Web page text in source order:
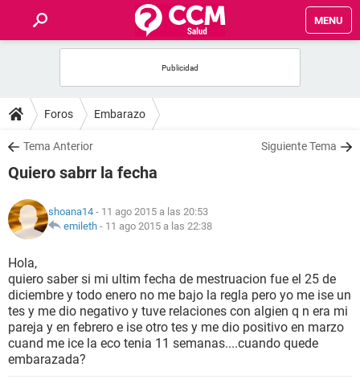
MENU
FOROS
SALUD
FAMILIA
NUTRICIÓN
BIENESTAR
SEXUALIDAD
GLOSARIO
Foros Embarazo
Tema Anterior Siguiente Tema
Quiero sabrr la fecha
shoana14 - 11 ago 2015 a las 20:53
emileth - 11 ago 2015 a las 22:38
Hola,
quiero saber si mi ultim fecha de mestruacion fue el 25 de
diciembre y todo enero no me bajo la regla pero yo me ise un
tes y me dio negativo y tuve relaciones con algien q n era mi
pareja y en febrero e ise otro tes y me dio positivo en marzo
cuand me ice la eco tenia 11 semanas....cuando quede
embarazada?